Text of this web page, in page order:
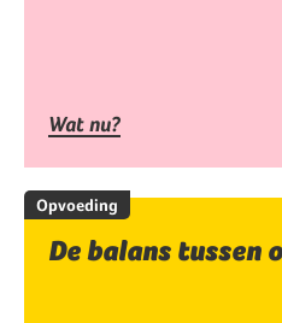
Wat nu?
Opvoeding
De balans tussen